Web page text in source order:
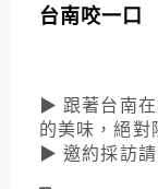
台南咬一口
▶ 跟著台南
的美味，絕對
▶ 邀約採訪